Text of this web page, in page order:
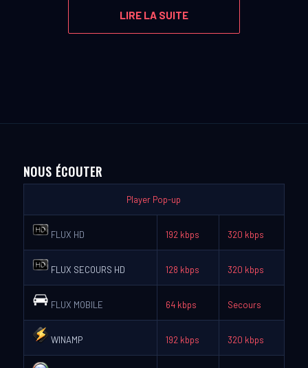
LIRE LA SUITE
NOUS ÉCOUTER
Player Pop-up
FLUX HD 192 kbps 320 kbps
FLUX SECOURS HD 128 kbps 320 kbps
FLUX MOBILE 64 kbps Secours
WINAMP 192 kbps 320 kbps